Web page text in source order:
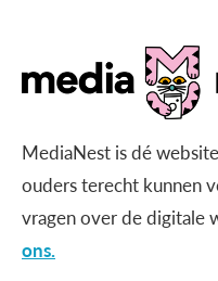
MediaNest is dé
ouders terecht kunnen
vragen over de digitale
ons.